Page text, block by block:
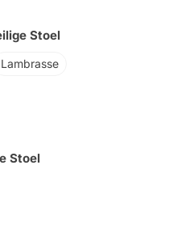
Stoel
Lambrasse
Stoel